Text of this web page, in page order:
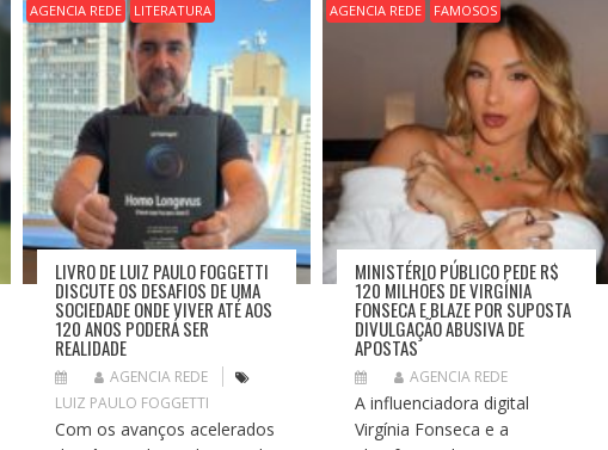
AGENCIA REDE LITERATURA
LIVRO DE LUIZ PAULO FOGGETTI
DISCUTE OS DESAFIOS DE UMA
SOCIEDADE ONDE VIVER ATÉ AOS
120 ANOS PODERÁ SER
REALIDADE
AGENCIA REDE
LUIZ PAULO FOGGETTI
Com os avanços acelerados
AGENCIA REDE FAMOSOS
MINISTÉRIO PÚBLICO PEDE R$
120 MILHÕES DE VIRGÍNIA
FONSECA E BLAZE POR SUPOSTA
DIVULGAÇÃO ABUSIVA DE
APOSTAS
AGENCIA REDE
A influenciadora digital
Virgínia Fonseca e a